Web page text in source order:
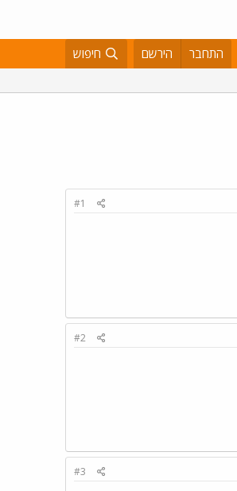
התחבר הירשם חיפוש
#1
#2
#3